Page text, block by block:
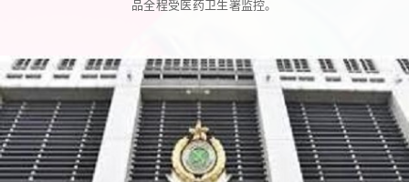
品全程受医药卫生署监控。